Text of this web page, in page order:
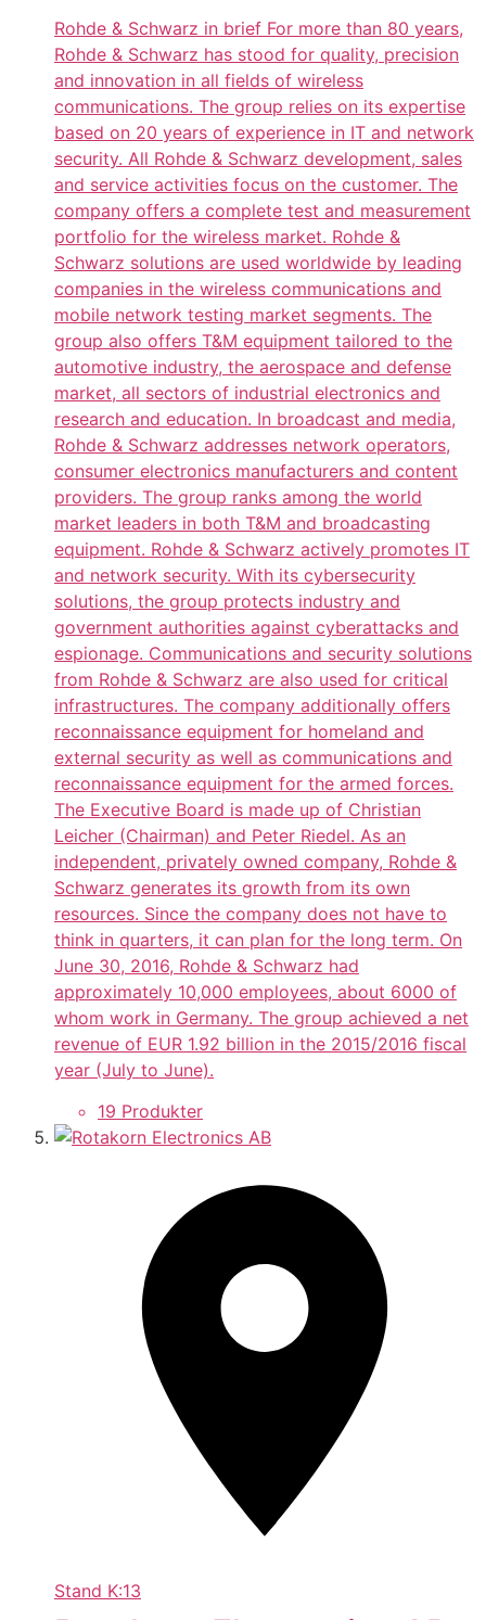
Rohde & Schwarz in brief For more than 80 years,
Rohde & Schwarz has stood for quality, precision
and innovation in all fields of wireless
communications. The group relies on its expertise
based on 20 years of experience in IT and network
security. All Rohde & Schwarz development, sales
and service activities focus on the customer. The
company offers a complete test and measurement
portfolio for the wireless market. Rohde &
Schwarz solutions are used worldwide by leading
companies in the wireless communications and
mobile network testing market segments. The
group also offers T&M equipment tailored to the
automotive industry, the aerospace and defense
market, all sectors of industrial electronics and
research and education. In broadcast and media,
Rohde & Schwarz addresses network operators,
consumer electronics manufacturers and content
providers. The group ranks among the world
market leaders in both T&M and broadcasting
equipment. Rohde & Schwarz actively promotes IT
and network security. With its cybersecurity
solutions, the group protects industry and
government authorities against cyberattacks and
espionage. Communications and security solutions
from Rohde & Schwarz are also used for critical
infrastructures. The company additionally offers
reconnaissance equipment for homeland and
external security as well as communications and
reconnaissance equipment for the armed forces.
The Executive Board is made up of Christian
Leicher (Chairman) and Peter Riedel. As an
independent, privately owned company, Rohde &
Schwarz generates its growth from its own
resources. Since the company does not have to
think in quarters, it can plan for the long term. On
June 30, 2016, Rohde & Schwarz had
approximately 10,000 employees, about 6000 of
whom work in Germany. The group achieved a net
revenue of EUR 1.92 billion in the 2015/2016 fiscal
year (July to June).
19 Produkter
Stand K:13